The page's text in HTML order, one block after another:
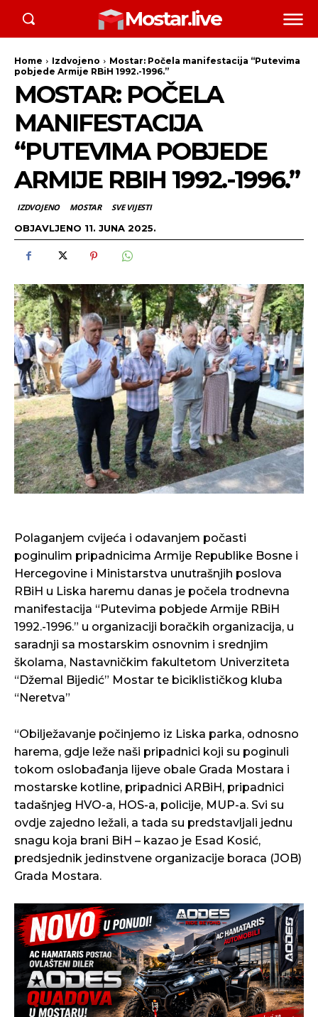
Mostar.live
Home Izdvojeno
Mostar: Počela manifestacija “Putevima
pobjede Armije RBiH 1992.-1996.”
MOSTAR: POČELA
MANIFESTACIJA
“PUTEVIMA POBJEDE
ARMIJE RBIH 1992.-1996.”
IZDVOJENO MOSTAR SVE VIJESTI
OBJAVLJENO 11. JUNA 2025.
Polaganjem cvijeća i odavanjem počasti
poginulim pripadnicima Armije Republike Bosne i
Hercegovine i Ministarstva unutrašnjih poslova
RBiH u Liska haremu danas je počela trodnevna
manifestacija “Putevima pobjede Armije RBiH
1992.-1996.” u organizaciji boračkih organizacija, u
saradnji sa mostarskim osnovnim i srednjim
školama, Nastavničkim fakultetom Univerziteta
“Džemal Bijedić” Mostar te biciklističkog kluba
“Neretva”
“Obilježavanje počinjemo iz Liska parka, odnosno
harema, gdje leže naši pripadnici koji su poginuli
tokom oslobađanja lijeve obale Grada Mostara i
mostarske kotline, pripadnici ARBiH, pripadnici
tadašnjeg HVO-a, HOS-a, policije, MUP-a. Svi su
ovdje zajedno ležali, a tada su predstavljali jednu
snagu koja brani BiH – kazao je Esad Kosić,
predsjednik jedinstvene organizacije boraca (JOB)
Grada Mostara.